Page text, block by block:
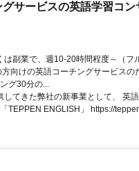
サービスの英語学習コン
は副業で、週10-20時間程度～（フ
向けの英語コーチングサービスの
グ30分の...
てきた弊社の新事業として、 英
TEPPEN ENGLISH」 https://